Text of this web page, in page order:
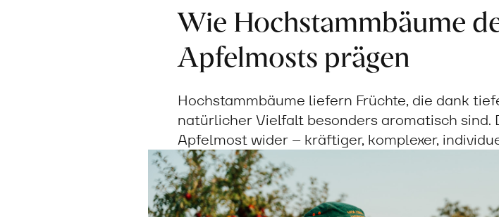
Wie Hochstammbäume
Apfelmosts prägen
Hochstammbäume liefern Früchte, die dank
natürlicher Vielfalt besonders aromatisch
Apfelmost wider – kräftiger, komplexer,